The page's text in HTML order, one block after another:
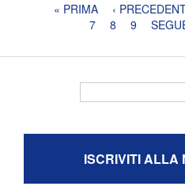
Pagine« PRIMA ‹
7
8 9
ISCRIVITI ALLA